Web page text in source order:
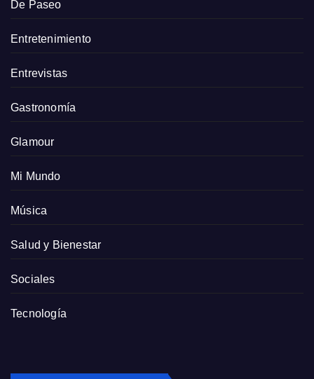
De Paseo
Entretenimiento
Entrevistas
Gastronomía
Glamour
Mi Mundo
Música
Salud y Bienestar
Sociales
Tecnología